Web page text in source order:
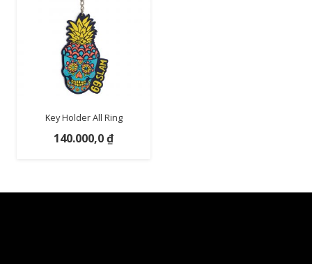
Key Holder All Ring
140.000,0₫